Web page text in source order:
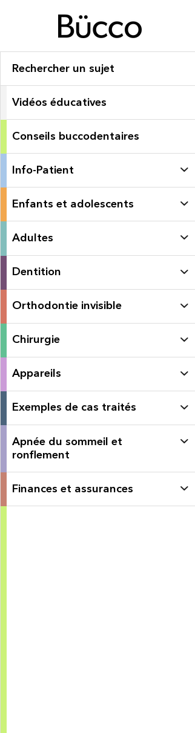
Rechercher un sujet
Vidéos éducatives
Conseils buccodentaires
Info-Patient
Enfants et adolescents
Adultes
Dentition
Orthodontie invisible
Chirurgie
Appareils
Exemples de cas traités
Apnée du sommeil et
ronflement
Finances et assurances